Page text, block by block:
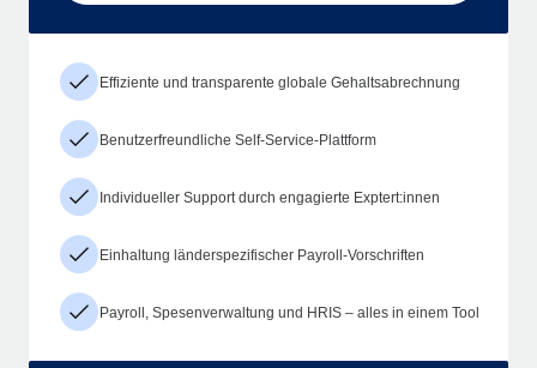
Effiziente und transparente globale Gehaltsabrechnung
Benutzerfreundliche Self-Service-Plattform
Individueller Support durch engagierte Exptert:innen
Einhaltung länderspezifischer Payroll-Vorschriften
Payroll, Spesenverwaltung und HRIS – alles in einem Tool